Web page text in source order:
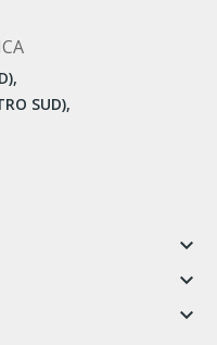
SUD),
keyboard_arrow_down
keyboard_arrow_down
keyboard_arrow_down